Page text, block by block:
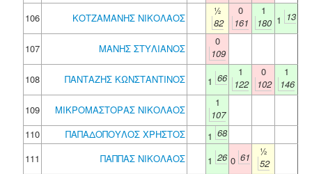
106 ΚΟΤΖΑΜΑΝΗΣ ΝΙΚΟΛΑΟΣ
½
82
0
161
1
180 1 13
107 ΜΑΝΗΣ ΣΤΥΛΙΑΝΟΣ
0
109
108
ΠΑΝΤΑΖΗΣ ΚΩΝΣΤΑΝΤΙΝΟΣ 1 66
1
122
0
102
1
146
109
ΜΙΚΡΟΜΑΣΤΟΡΑΣ ΝΙΚΟΛΑΟΣ
1
107
110
ΠΑΠΑΔΟΠΟΥΛΟΣ ΧΡΗΣΤΟΣ 1 68
111
ΠΑΠΠΑΣ ΝΙΚΟΛΑΟΣ 1 26 0 61
½
52